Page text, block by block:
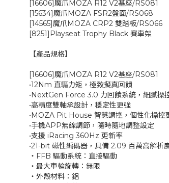
[16606]魔爪MOZA R12 V2基座/RS081
[15634]魔爪MOZA FSR2盤面/RS068
[14565]魔爪MOZA CRP2 雙踏板/RS066
[8251]Playseat Trophy Black 賽車架
【產品規格】
[16606]魔爪MOZA R12 V2基座/RS081
•12Nm 直驅力矩，極致擬真回饋
•NextGen Force 3.0 力回饋系統，細膩操
•高精度雙軸承設計，穩定性更強
•MOZA Pit House 智慧調控，個性化操控
•手機APP無線調節，隨時隨地調整設定
•支援 iRacing 360Hz 更新率
•21-bit 磁性編碼器，具備 2.09 百萬高解析
‧FFB 驅動系統：直接驅動
‧最大車輪旋轉：無限
‧外殼材料：鋁